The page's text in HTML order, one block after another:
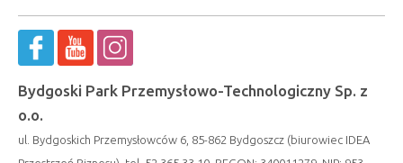
Bydgoski Park Przemysłowo-Technologiczny Sp. z
o.o.
ul. Bydgoskich Przemysłowców 6, 85-862 Bydgoszcz (biurowiec IDEA